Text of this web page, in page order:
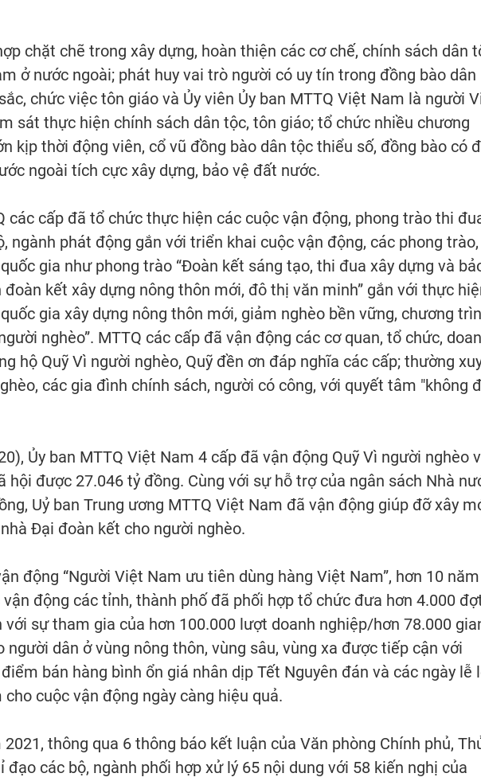
chặt chẽ trong xây dựng, hoàn thiện các cơ chế, chính sách dân
ở nước ngoài; phát huy vai trò người có uy tín trong đồng bào dân
chức việc tôn giáo và Ủy viên Ủy ban MTTQ Việt Nam là người
sát thực hiện chính sách dân tộc, tôn giáo; tổ chức nhiều chương
kịp thời động viên, cổ vũ đồng bào dân tộc thiểu số, đồng bào có
ngoài tích cực xây dựng, bảo vệ đất nước.
các cấp đã tổ chức thực hiện các cuộc vận động, phong trào thi
ngành phát động gắn với triển khai cuộc vận động, các phong trào,
gia như phong trào “Đoàn kết sáng tạo, thi đua xây dựng và
đoàn kết xây dựng nông thôn mới, đô thị văn minh” gắn với thực
gia xây dựng nông thôn mới, giảm nghèo bền vững, chương
nghèo”. MTTQ các cấp đã vận động các cơ quan, tổ chức,
hộ Quỹ Vì người nghèo, Quỹ đền ơn đáp nghĩa các cấp; thường
các gia đình chính sách, người có công, với quyết tâm "không
Ủy ban MTTQ Việt Nam 4 cấp đã vận động Quỹ Vì người nghèo
hội được 27.046 tỷ đồng. Cùng với sự hỗ trợ của ngân sách Nhà
Uỷ ban Trung ương MTTQ Việt Nam đã vận động giúp đỡ xây
Đại đoàn kết cho người nghèo.
động “Người Việt Nam ưu tiên dùng hàng Việt Nam”, hơn 10 năm
vận động các tỉnh, thành phố đã phối hợp tổ chức đưa hơn 4.000
với sự tham gia của hơn 100.000 lượt doanh nghiệp/hơn 78.000
người dân ở vùng nông thôn, vùng sâu, vùng xa được tiếp cận với
bán hàng bình ổn giá nhân dịp Tết Nguyên đán và các ngày lễ
cuộc vận động ngày càng hiệu quả.
thông qua 6 thông báo kết luận của Văn phòng Chính phủ,
đạo các bộ, ngành phối hợp xử lý 65 nội dung với 58 kiến nghị của